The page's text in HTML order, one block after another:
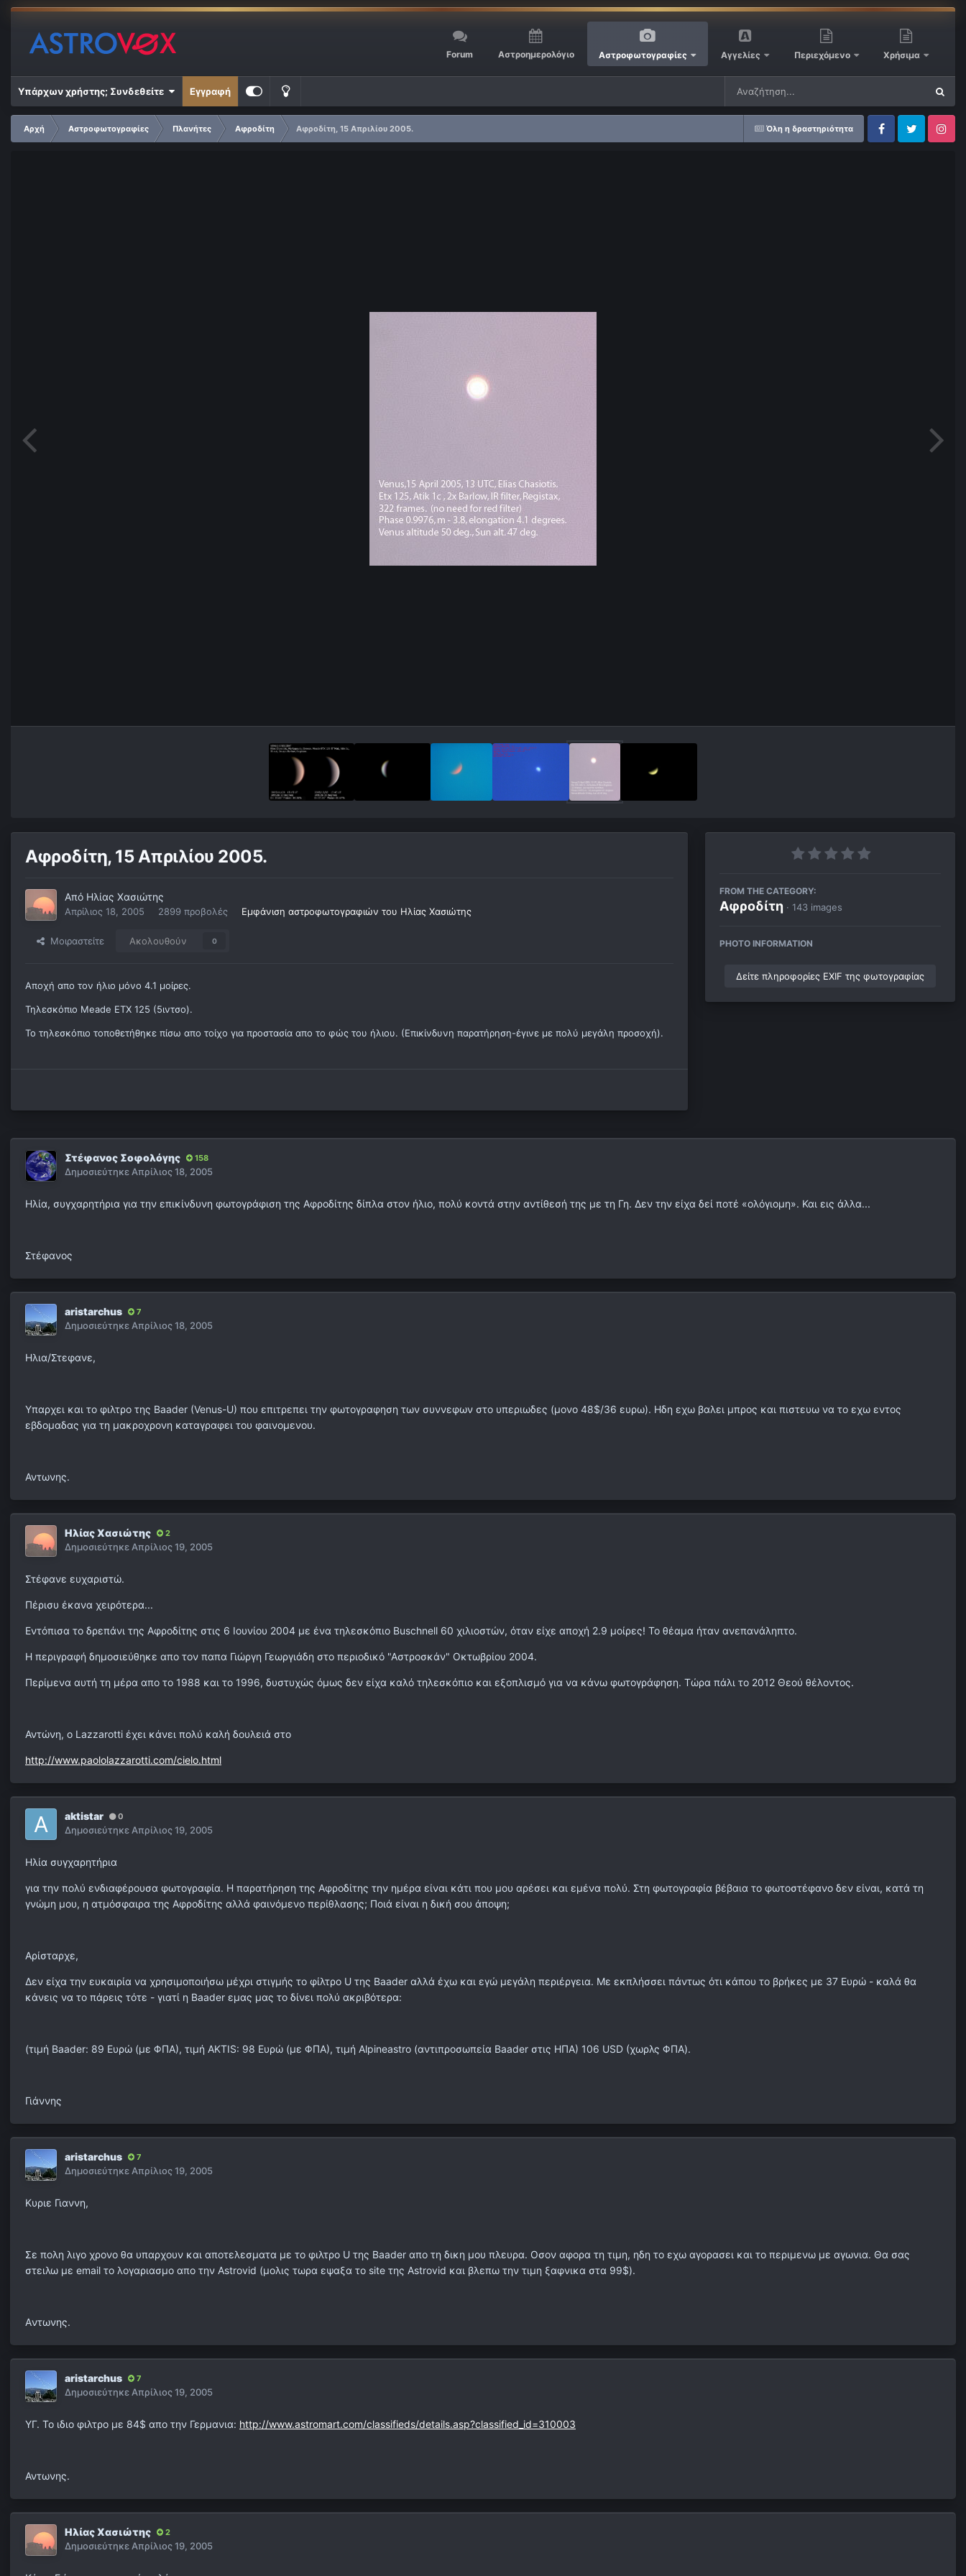
Forum Αστροημερολόγιο Αστροφωτογραφίες Αγγελίες Περιεχόμενο Χρήσιμα
Υπάρχων χρήστης; Συνδεθείτε Εγγραφή
Όλη η δραστηριότητα
Αρχή Αστροφωτογραφίες Πλανήτες Αφροδίτη
Αφροδίτη, 15 Απριλίου 2005.
FacebookTwitter Instagram
Αφροδίτη, 15 Απριλίου 2005.
Από Ηλίας Χασιώτης
Απρίλιος 18, 2005 2899 προβολές Εμφάνιση αστροφωτογραφιών του Ηλίας Χασιώτης
Μοιραστείτε Ακολουθούν 0
Αποχή απο τον ήλιο μόνο 4.1 μοίρες.
Τηλεσκόπιο Meade ETX 125 (5ιντσο).
Το τηλεσκόπιο τοποθετήθηκε πίσω απο τοίχο για προστασία απο το φώς του ήλιου. (Επικίνδυνη παρατήρηση-έγινε με πολύ μεγάλη προσοχή).
FROM THE CATEGORY:
Αφροδίτη · 143 images
PHOTO INFORMATION
Δείτε πληροφορίες EXIF της φωτογραφίας
Στέφανος Σοφολόγης 158
ΔημοσιεύτηκεΑπρίλιος 18, 2005
Ηλία, συγχαρητήρια για την επικίνδυνη φωτογράφιση της Αφροδίτης δίπλα στον ήλιο, πολύ κοντά στην αντίθεσή της με τη Γη. Δεν την είχα δεί ποτέ «ολόγιομη». Και εις άλλα...
Στέφανος
aristarchus 7
ΔημοσιεύτηκεΑπρίλιος 18, 2005
Ηλια/Στεφανε,
Υπαρχει και το φιλτρο της Baader (Venus-U) που επιτρεπει την φωτογραφηση των συννεφων στο υπεριωδες (μονο 48$/36 ευρω). Ηδη εχω βαλει μπρος και πιστευω να το εχω εντος
εβδομαδας για τη μακροχρονη καταγραφει του φαινομενου.
Αντωνης.
Ηλίας Χασιώτης 2
ΔημοσιεύτηκεΑπρίλιος 19, 2005
Στέφανε ευχαριστώ.
Πέρισυ έκανα χειρότερα...
Εντόπισα το δρεπάνι της Αφροδίτης στις 6 Ιουνίου 2004 με ένα τηλεσκόπιο Buschnell 60 χιλιοστών, όταν είχε αποχή 2.9 μοίρες! Το θέαμα ήταν ανεπανάληπτο.
Η περιγραφή δημοσιεύθηκε απο τον παπα Γιώργη Γεωργιάδη στο περιοδικό "Αστροσκάν" Οκτωβρίου 2004.
Περίμενα αυτή τη μέρα απο το 1988 και το 1996, δυστυχώς όμως δεν είχα καλό τηλεσκόπιο και εξοπλισμό για να κάνω φωτογράφηση. Τώρα πάλι το 2012 Θεού θέλοντος.
Αντώνη, ο Lazzarotti έχει κάνει πολύ καλή δουλειά στο
http://www.paololazzarotti.com/cielo.html
aktistar 0
ΔημοσιεύτηκεΑπρίλιος 19, 2005
Ηλία συγχαρητήρια
για την πολύ ενδιαφέρουσα φωτογραφία. Η παρατήρηση της Αφροδίτης την ημέρα είναι κάτι που μου αρέσει και εμένα πολύ. Στη φωτογραφία βέβαια το φωτοστέφανο δεν είναι, κατά τη
γνώμη μου, η ατμόσφαιρα της Αφροδίτης αλλά φαινόμενο περίθλασης; Ποιά είναι η δική σου άποψη;
Αρίσταρχε,
Δεν είχα την ευκαιρία να χρησιμοποιήσω μέχρι στιγμής το φίλτρο U της Βaader αλλά έχω και εγώ μεγάλη περιέργεια. Με εκπλήσσει πάντως ότι κάπου το βρήκες με 37 Ευρώ - καλά θα
κάνεις να το πάρεις τότε - γιατί η Βaader εμας μας το δίνει πολύ ακριβότερα:
(τιμή Baader: 89 Ευρώ (με ΦΠΑ), τιμή ΑΚΤΙS: 98 Ευρώ (με ΦΠΑ), τιμή Alpineastro (αντιπροσωπεία Βaader στις ΗΠΑ) 106 USD (χωρλς ΦΠΑ).
Γιάννης
aristarchus 7
ΔημοσιεύτηκεΑπρίλιος 19, 2005
Κυριε Γιαννη,
Σε πολη λιγο χρονο θα υπαρχουν και αποτελεσματα με το φιλτρο U της Βaader απο τη δικη μου πλευρα. Οσον αφορα τη τιμη, ηδη το εχω αγορασει και το περιμενω με αγωνια. Θα σας
στειλω με email το λογαριασμο απο την Astrovid (μολις τωρα εψαξα το site της Astrovid και βλεπω την τιμη ξαφνικα στα 99$).
Aντωνης.
aristarchus 7
ΔημοσιεύτηκεΑπρίλιος 19, 2005
ΥΓ. Το ιδιο φιλτρο με 84$ απο την Γερμανια: http://www.astromart.com/classifieds/details.asp?classified_id=310003
Αντωνης.
Ηλίας Χασιώτης 2
ΔημοσιεύτηκεΑπρίλιος 19, 2005